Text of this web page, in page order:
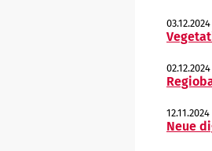
03.12.2024
02.12.2024
12.11.2024
Neue